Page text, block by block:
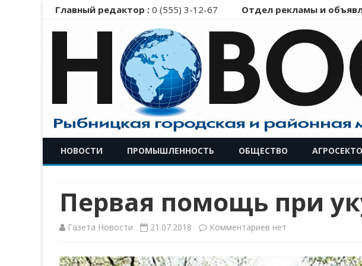
Главный редактор : 0 (555) 3-12-67 Отдел рекламы и
НОВОСТИ ПРОМЫШЛЕННОСТЬ ОБЩЕСТВО
Первая помощь при
Газета Новости 21.07.2018 Комментариев кнет